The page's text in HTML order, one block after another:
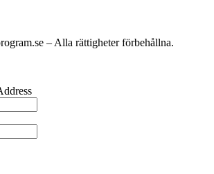
– Alla rättigheter förbehållna.